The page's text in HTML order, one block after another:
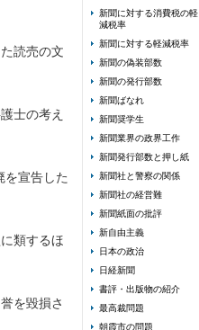
読売の文
士の考え
を宣告した
類するほ
を毀損さ
新聞に対する消費税の軽
減税率
新聞に対する軽減税率
新聞の偽装部数
新聞の発行部数
新聞ばなれ
新聞奨学生
新聞業界の政界工作
新聞発行部数と押し紙
新聞社と警察の関係
新聞社の経営難
新聞紙面の批評
新自由主義
日本の政治
日経新聞
書評・出版物の紹介
最高裁問題
朝霞市の問題